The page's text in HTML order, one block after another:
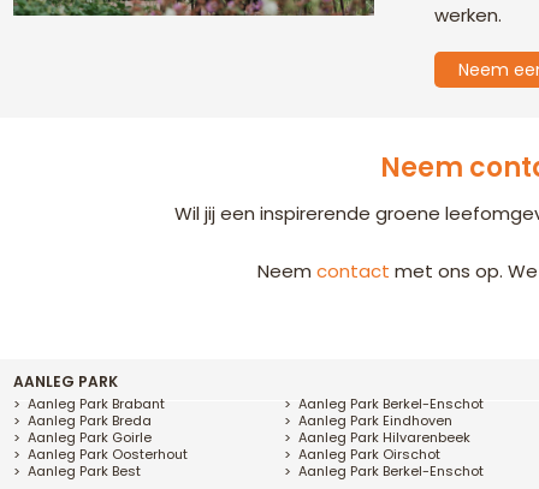
werken.
Neem
Neem
Wil jij een inspirerende groene
Neem contact met ons op.
AANLEG PARK
Aanleg Park Brabant
Aanleg Park Berkel-Enschot
Aanleg Park Breda
Aanleg Park Eindhoven
Aanleg Park Goirle
Aanleg Park Hilvarenbeek
Aanleg Park Oosterhout
Aanleg Park Oirschot
Aanleg Park Best
Aanleg Park Berkel-Enschot